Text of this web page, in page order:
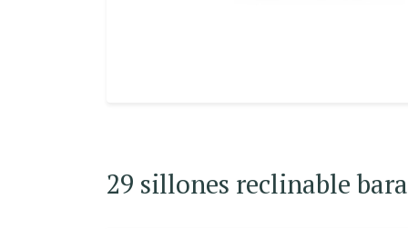
29 sillones reclinable